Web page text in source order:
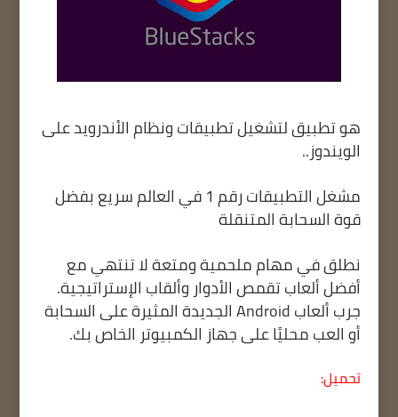
هو تطبيق لتشغيل تطبيقات ونظام الأندرويد على
الويندوز..
مشغل التطبيقات رقم 1 في العالم سريع بفضل
قوة السحابة المتنقلة
نطلق في مهام ملحمية ومتعة لا تنتهي مع
أفضل ألعاب تقمص الأدوار وألقاب الإستراتيجية.
جرب ألعاب Android الجديدة المثيرة على السحابة
أو العب محليًا على جهاز الكمبيوتر الخاص بك.
تحميل: